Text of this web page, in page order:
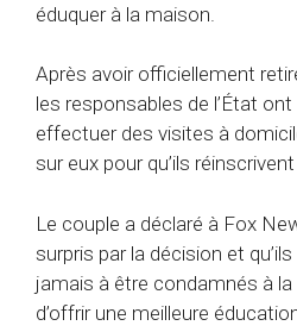
éduquer à la maison.
Après avoir officiellement
les responsables de l’État
effectuer des visites à
sur eux pour qu’ils
Le couple a déclaré à Fox
surpris par la décision et
jamais à être condamnés à
d’offrir une meilleure